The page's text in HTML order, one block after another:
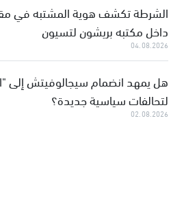
الشرطة تكشف هوية المشتبه في
داخل مكتبه بريشون لتسيون
04.08.2026
هل يمهد انضمام سيجالوفيتش إلى
لتحالفات سياسية جديدة؟
02.08.2026